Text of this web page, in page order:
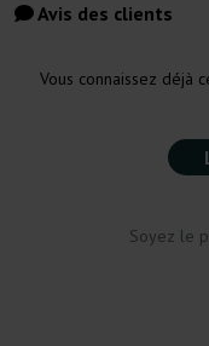
Avis des clients
Vous connaissez déjà
Soyez le